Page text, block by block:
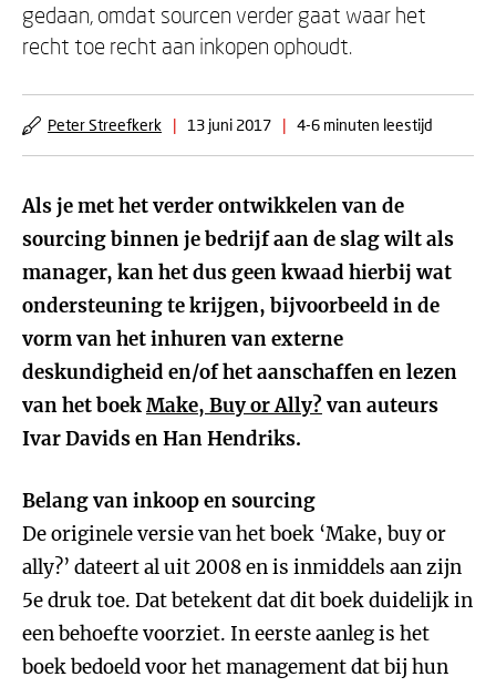
gedaan, omdat sourcen verder gaat waar het
recht toe recht aan inkopen ophoudt.
Peter Streefkerk | 13 juni 2017 | 4-6 minuten leestijd
Als je met het verder ontwikkelen van de
sourcing binnen je bedrijf aan de slag wilt als
manager, kan het dus geen kwaad hierbij wat
ondersteuning te krijgen, bijvoorbeeld in de
vorm van het inhuren van externe
deskundigheid en/of het aanschaffen en lezen
van het boekMake, Buy or Ally? van auteurs
Ivar Davids en Han Hendriks.
Belang van inkoop en sourcing
De originele versie van het boek ‘Make, buy or
ally?’ dateert al uit 2008 en is inmiddels aan zijn
5e druk toe. Dat betekent dat dit boek duidelijk in
een behoefte voorziet. In eerste aanleg is het
boek bedoeld voor het management dat bij hun